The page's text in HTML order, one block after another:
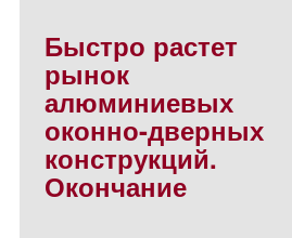
Быстро растет
рынок
алюминиевых
оконно-дверных
конструкций.
Окончание